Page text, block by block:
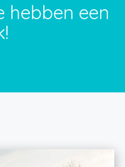
hebben een